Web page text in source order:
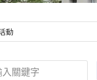
is external)